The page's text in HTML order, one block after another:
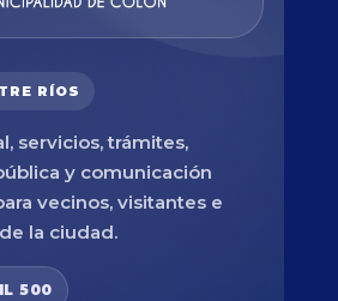
RÍOS
servicios, trámites,
y comunicación
vecinos, visitantes e
la ciudad.
500